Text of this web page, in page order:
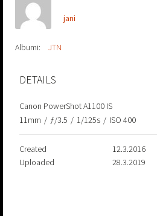
jani
Albumi: JTN
DETAILS
Canon PowerShot A1100 IS
11mm / ƒ/3.5 / 1/125s / ISO 400
Created
12.3.2016
Uploaded
28.3.2019